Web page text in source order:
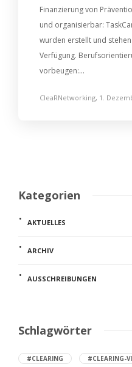
Finanzierung von
und organisierbar:
wurden erstellt und
Verfügung.
vorbeugen:...
CleaRNetworking, 1.
Kategorien
AKTUELLES
ARCHIV
AUSSCHREIBUNGEN
Schlagwörter
#CLEARING #CLEARING-